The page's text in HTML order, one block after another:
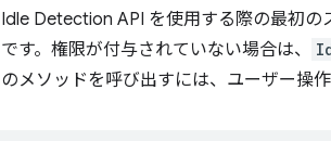
Idle Detection API を使用する際の最初の
です。権限が付与されていない場合は、
のメソッドを呼び出すには、ユーザー操